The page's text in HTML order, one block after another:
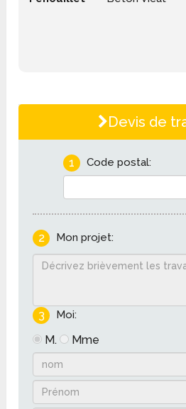
Devis de
1 Code postal:
2 Mon projet:
3 Moi:
M. Mme